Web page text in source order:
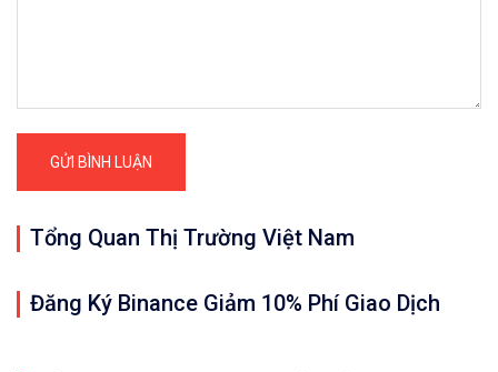
Tổng Quan Thị Trường Việt Nam
Đăng Ký Binance Giảm 10% Phí Giao Dịch